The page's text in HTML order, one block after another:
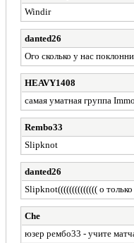
Windir
danted26
Ого сколько у нас
HEAVY1408
самая уматная группа
Rembo33
Slipknot
danted26
Slipknot(((((((((((((( о
Che
юзер рембо33 - учите